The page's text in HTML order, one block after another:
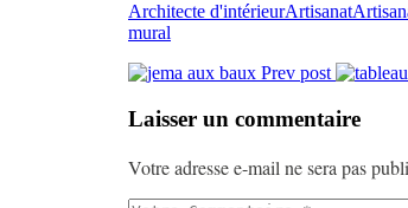
Architecte d'intérieurArtisanat
mural
Prev post
Laisser un commentaire
Votre adresse e-mail ne sera pas